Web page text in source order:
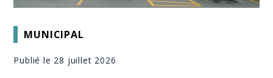
MUNICIPAL
Publié le 28 juillet 2026